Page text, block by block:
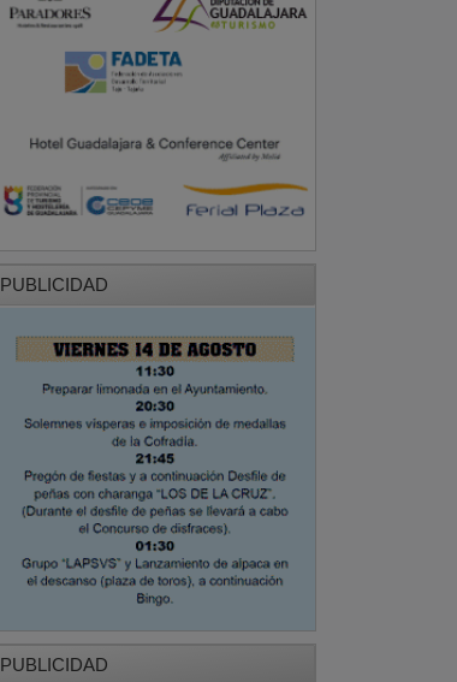
PUBLICIDAD
PUBLICIDAD